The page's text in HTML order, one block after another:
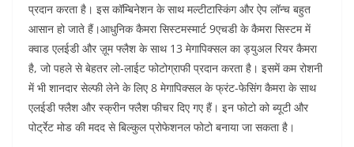
प्रदान करता है। इस कॉम्बिनेशन के साथ मल्टीटास्किंग और ऐप लॉन्च बहुत
आसान हो जाते हैं।आधुनिक कैमरा सिस्टमस्मार्ट 9एचडी के कैमरा सिस्टम में
क्वाड एलईडी और ज़ूम फ्लैश के साथ 13 मेगापिक्सल का ड्युअल रियर कैमरा
है, जो पहले से बेहतर लो-लाईट फोटोग्राफी प्रदान करता है। इसमें कम रोशनी
में भी शानदार सेल्फी लेने के लिए 8 मेगापिक्सल के फ्रंट-फेसिंग कैमरा के साथ
एलईडी फ्लैश और स्क्रीन फ्लैश फीचर दिए गए हैं। इन फोटो को ब्यूटी और
पोर्ट्रेट मोड की मदद से बिल्कुल प्रोफेशनल फोटो बनाया जा सकता है।